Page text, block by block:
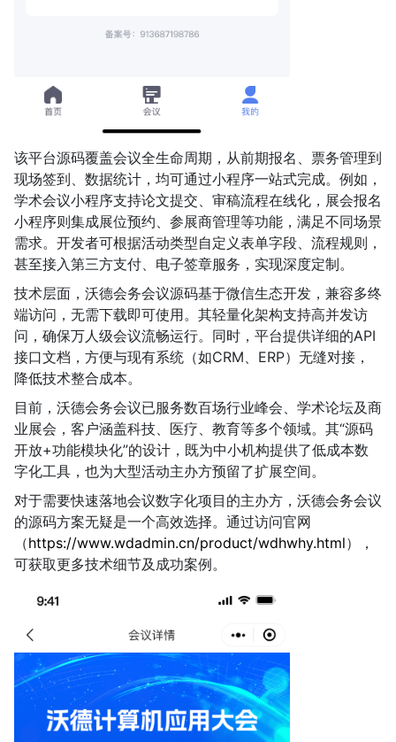
该平台源码覆盖会议全生命周期，从前期报名、票务管理到
现场签到、数据统计，均可通过小程序一站式完成。例如，
学术会议小程序支持论文提交、审稿流程在线化，展会报名
小程序则集成展位预约、参展商管理等功能，满足不同场景
需求。开发者可根据活动类型自定义表单字段、流程规则，
甚至接入第三方支付、电子签章服务，实现深度定制。
技术层面，沃德会务会议源码基于微信生态开发，兼容多终
端访问，无需下载即可使用。其轻量化架构支持高并发访
问，确保万人级会议流畅运行。同时，平台提供详细的API
接口文档，方便与现有系统（如CRM、ERP）无缝对接，
降低技术整合成本。
目前，沃德会务会议已服务数百场行业峰会、学术论坛及商
业展会，客户涵盖科技、医疗、教育等多个领域。其“源码
开放+功能模块化”的设计，既为中小机构提供了低成本数
字化工具，也为大型活动主办方预留了扩展空间。
对于需要快速落地会议数字化项目的主办方，沃德会务会议
的源码方案无疑是一个高效选择。通过访问官网
（https://www.wdadmin.cn/product/wdhwhy.html），
可获取更多技术细节及成功案例。